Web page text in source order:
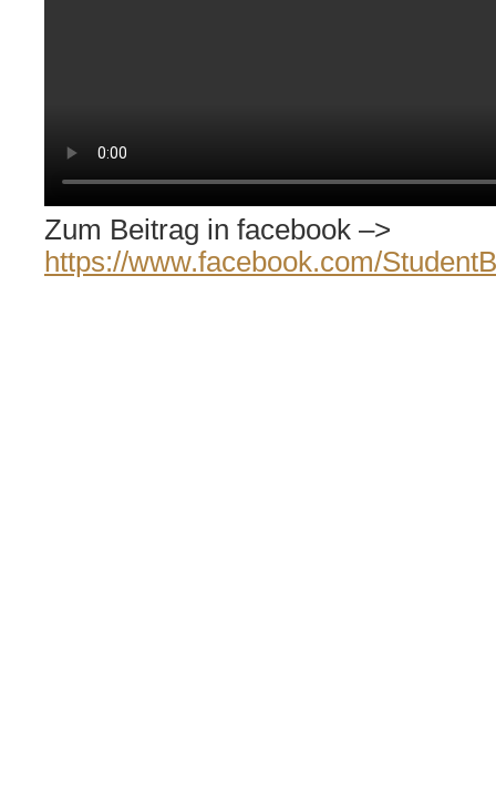
Zum Beitrag in facebook –>
https://www.facebook.com/